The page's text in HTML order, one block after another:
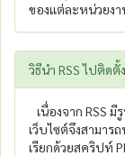
ของแต่ละหน่วยงา
วิธีนำ RSS ไปติดตั้
เนื่องจาก RSS
เว็บไซต์จึงสามาร
เรียกด้วยสคริปท์